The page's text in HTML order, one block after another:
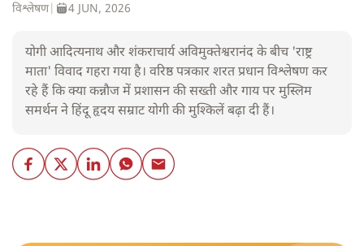
विश्लेषण| 4 JUN, 2026
योगी आदित्यनाथ और शंकराचार्य अविमुक्तेश्वरानंद के बीच 'राष्ट्र
माता' विवाद गहरा गया है। वरिष्ठ पत्रकार शरत प्रधान विश्लेषण कर
रहे हैं कि क्या कन्नौज में प्रशासन की सख्ती और गाय पर मुस्लिम
समर्थन ने हिंदू हृदय सम्राट योगी की मुश्किलें बढ़ा दी हैं।